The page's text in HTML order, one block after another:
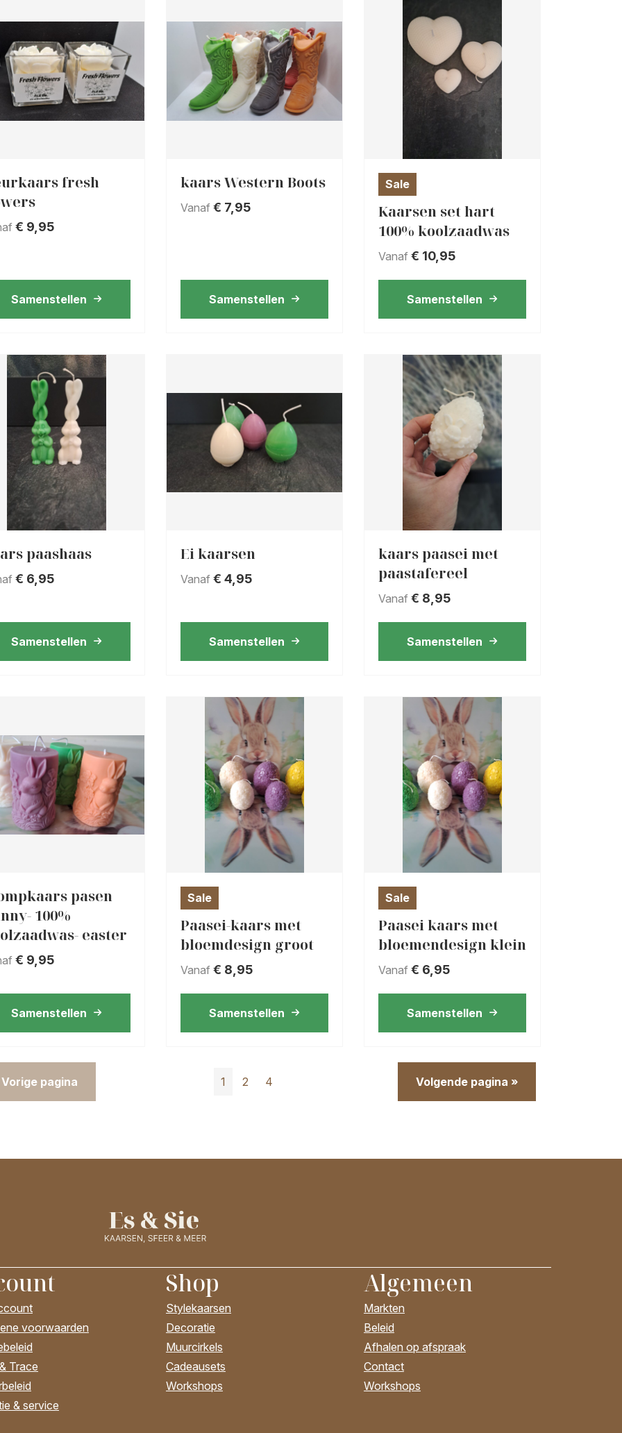
fresh
€ 9,95
Samenstellen
kaars Western Boots
Vanaf € 7,95
Samenstellen
Sale
Kaarsen set hart
100% koolzaadwas
Vanaf € 10,95
Samenstellen
paashaas
€ 6,95
Samenstellen
Ei kaarsen
Vanaf € 4,95
Samenstellen
kaars paasei met
paastafereel
Vanaf € 8,95
Samenstellen
pasen
100%
easter
€ 9,95
Samenstellen
Sale
Paasei-kaars met
bloemdesign groot
Vanaf € 8,95
Samenstellen
Sale
Paasei kaars met
bloemendesign klein
Vanaf € 6,95
Samenstellen
Vorige pagina 1 2 4 Volgende pagina »
voorwaarden
Trace
& service
Shop
Stylekaarsen
Decoratie
Muurcirkels
Cadeausets
Workshops
Algemeen
Markten
Beleid
Afhalen op afspraak
Contact
Workshops